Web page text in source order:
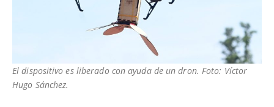
El dispositivo es liberado con ayuda de un dron. Foto: Víctor
Hugo Sánchez.